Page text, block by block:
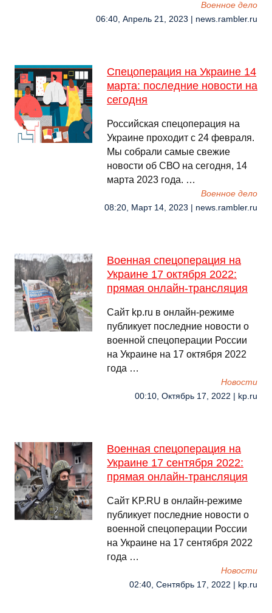
Военное дело
06:40, Апрель 21, 2023 | news.rambler.ru
Спецоперация на Украине 14
марта: последние новости на
сегодня
Российская спецоперация на
Украине проходит с 24 февраля.
Мы собрали самые свежие
новости об СВО на сегодня, 14
марта 2023 года. …
Военное дело
08:20, Март 14, 2023 | news.rambler.ru
Военная спецоперация на
Украине 17 октября 2022:
прямая онлайн-трансляция
Сайт kp.ru в онлайн-режиме
публикует последние новости о
военной спецоперации России
на Украине на 17 октября 2022
года …
Новости
00:10, Октябрь 17, 2022 | kp.ru
Военная спецоперация на
Украине 17 сентября 2022:
прямая онлайн-трансляция
Сайт KP.RU в онлайн-режиме
публикует последние новости о
военной спецоперации России
на Украине на 17 сентября 2022
года …
Новости
02:40, Сентябрь 17, 2022 | kp.ru